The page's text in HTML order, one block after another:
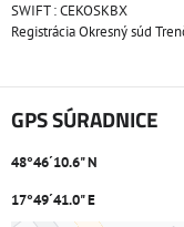
SWIFT : CEKOSKBX
Registrácia Okresný súd
GPS SÚRADNICE
48°46´10.6" N
17°49´41.0" E